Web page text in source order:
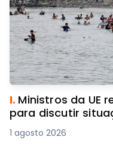
I. Ministros da UE
para discutir
1 agosto 2026